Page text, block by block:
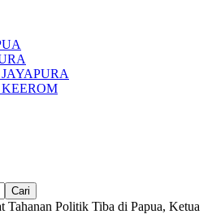
Tahanan Politik Tiba di Papua, Ketua